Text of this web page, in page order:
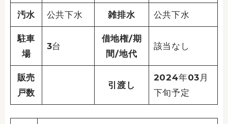
汚水 公共下水 雑排水 公共下水
駐車
場
3台
借地権/期
間/地代
該当なし
販売
戸数
引渡し
2024年03月
下旬予定